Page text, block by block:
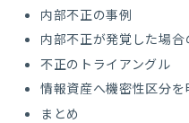
内部不正の事例
内部不正が発覚した場
不正のトライアングル
情報資産へ機密性区分
まとめ